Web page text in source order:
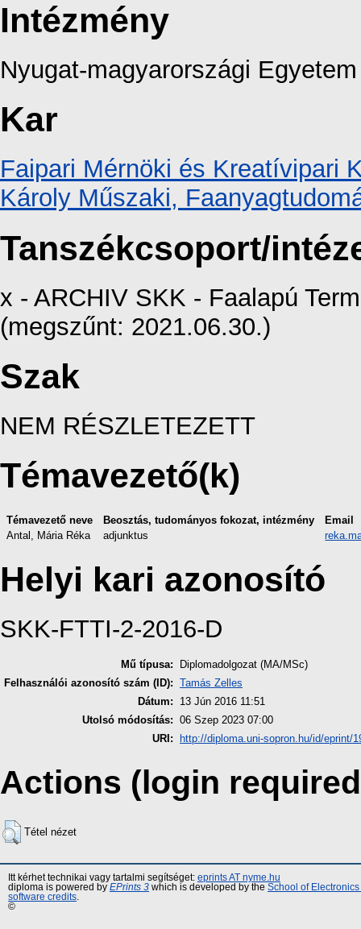
Intézmény
Nyugat-magyarországi Egyetem
Kar
Faipari Mérnöki és Kreatívipari
Károly Műszaki,
Tanszékcsoport/
x - ARCHIV SKK - Faalapú
(megszűnt: 2021.06.30.)
Szak
NEM RÉSZLETEZETT
Témavezető(k)
Témavezető neve Beosztás, tudományos fokozat, intézmény
Email
Antal, Mária Réka
adjunktus
Helyi kari azonosító
SKK-FTTI-2-2016-D
Mű típusa:
Diplomadolgozat (MA/MSc)
Felhasználói azonosító szám (ID): Tamás Zelles
Dátum:
13 Jún 2016 11:51
Utolsó módosítás: 06 Szep 2023 07:00
URI:
http://diploma.uni-sopron.hu/id/eprint/
Actions (login
Tétel nézet
Itt kérhet technikai vagy tartalmi segítséget: eprints AT nyme.hu
diploma is powered by EPrints 3 which is developed by the School of
software credits
©